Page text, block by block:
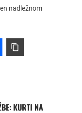
nadležnom
KURTI NA